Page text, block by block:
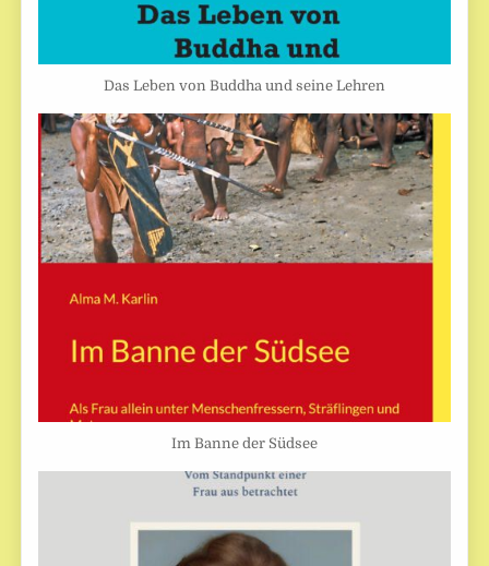
Das Leben von Buddha und seine Lehren
Im Banne der Südsee